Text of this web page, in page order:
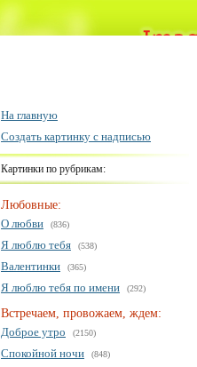
На главную
Создать картинку с надписью
Картинки по рубрикам:
Любовные:
О любви
(836)
Я люблю тебя (538)
Валентинки (365)
Я люблю тебя по имени (292)
Встречаем, провожаем, ждем:
Доброе утро
(2150)
Спокойной ночи (848)